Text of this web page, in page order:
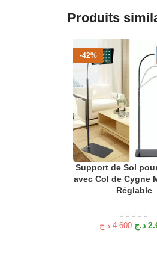
Produits
-42%
AJOUTER AU PANIER
Support de Sol
avec Col de Cygne
Réglable
4.600 د.ج د.ج